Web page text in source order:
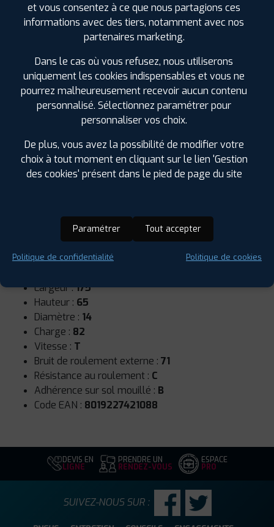
Saison :4 Saisons
Largeur :175
Hauteur : 65
Diamètre : 14
Charge : 82
Vitesse : T
Bruit de roulement externe : 71
Résistance au roulement : C
Adhérence sur sol mouillé : B
Code EAN : 8019227421088
DEVIS EN
LIGNE
PRENDRE UN
RENDEZ-VOUS
ESPACE
PRO
SUIVEZ-NOUS SUR :
et vous consentez à ce que nous partagions ces
informations avec des tiers, notamment avec nos
partenaires marketing.
Dans le cas où vous refusez, nous utiliserons
uniquement les cookies indispensables et vous ne
pourrez malheureusement recevoir aucun contenu
personnalisé. Sélectionnez paramétrer pour
personnaliser vos choix.
De plus, vous avez la possibilité de modifier votre
choix à tout moment en cliquant sur le lien 'Gestion
des cookies' présent dans le pied de page du site
Paramétrer Tout accepter
Politique de confidentialité Politique de cookies